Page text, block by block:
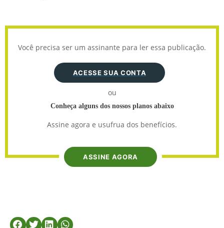
Você precisa ser um assinante para ler essa publicação.
ACESSE SUA CONTA
ou
Conheça alguns dos nossos planos abaixo
Assine agora e usufrua dos benefícios.
ASSINE AGORA